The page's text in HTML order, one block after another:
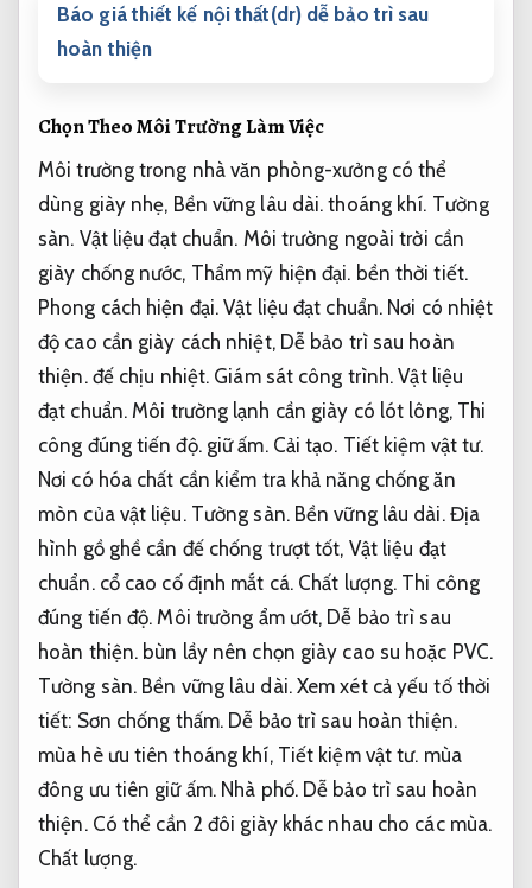
Báo giá thiết kế nội thất(dr) dễ bảo trì sau
hoàn thiện
Chọn Theo Môi Trường Làm Việc
Môi trường trong nhà văn phòng-xưởng có thể
dùng giày nhẹ, Bền vững lâu dài. thoáng khí. Tường
sàn. Vật liệu đạt chuẩn. Môi trường ngoài trời cần
giày chống nước, Thẩm mỹ hiện đại. bền thời tiết.
Phong cách hiện đại. Vật liệu đạt chuẩn. Nơi có nhiệt
độ cao cần giày cách nhiệt, Dễ bảo trì sau hoàn
thiện.đế chịu nhiệt. Giám sát công trình. Vật liệu
đạt chuẩn. Môi trường lạnh cần giày có lót lông, Thi
công đúng tiến độ.giữ ấm. Cải tạo. Tiết kiệm vật tư.
Nơi có hóa chất cần kiểm tra khả năng chống ăn
mòn của vật liệu. Tường sàn. Bền vững lâu dài.Địa
hình gồ ghề cần đế chống trượt tốt, Vật liệu đạt
chuẩn.cổ cao cố định mắt cá. Chất lượng. Thi công
đúng tiến độ. Môi trường ẩm ướt, Dễ bảo trì sau
hoàn thiện. bùn lầy nên chọn giày cao su hoặc PVC.
Tường sàn. Bền vững lâu dài.Xem xét cả yếu tố thời
tiết: Sơn chống thấm. Dễ bảo trì sau hoàn thiện.
mùa hè ưu tiên thoáng khí, Tiết kiệm vật tư. mùa
đông ưu tiên giữ ấm. Nhà phố. Dễ bảo trì sau hoàn
thiện.Có thể cần 2 đôi giày khác nhau cho các mùa.
Chất lượng.